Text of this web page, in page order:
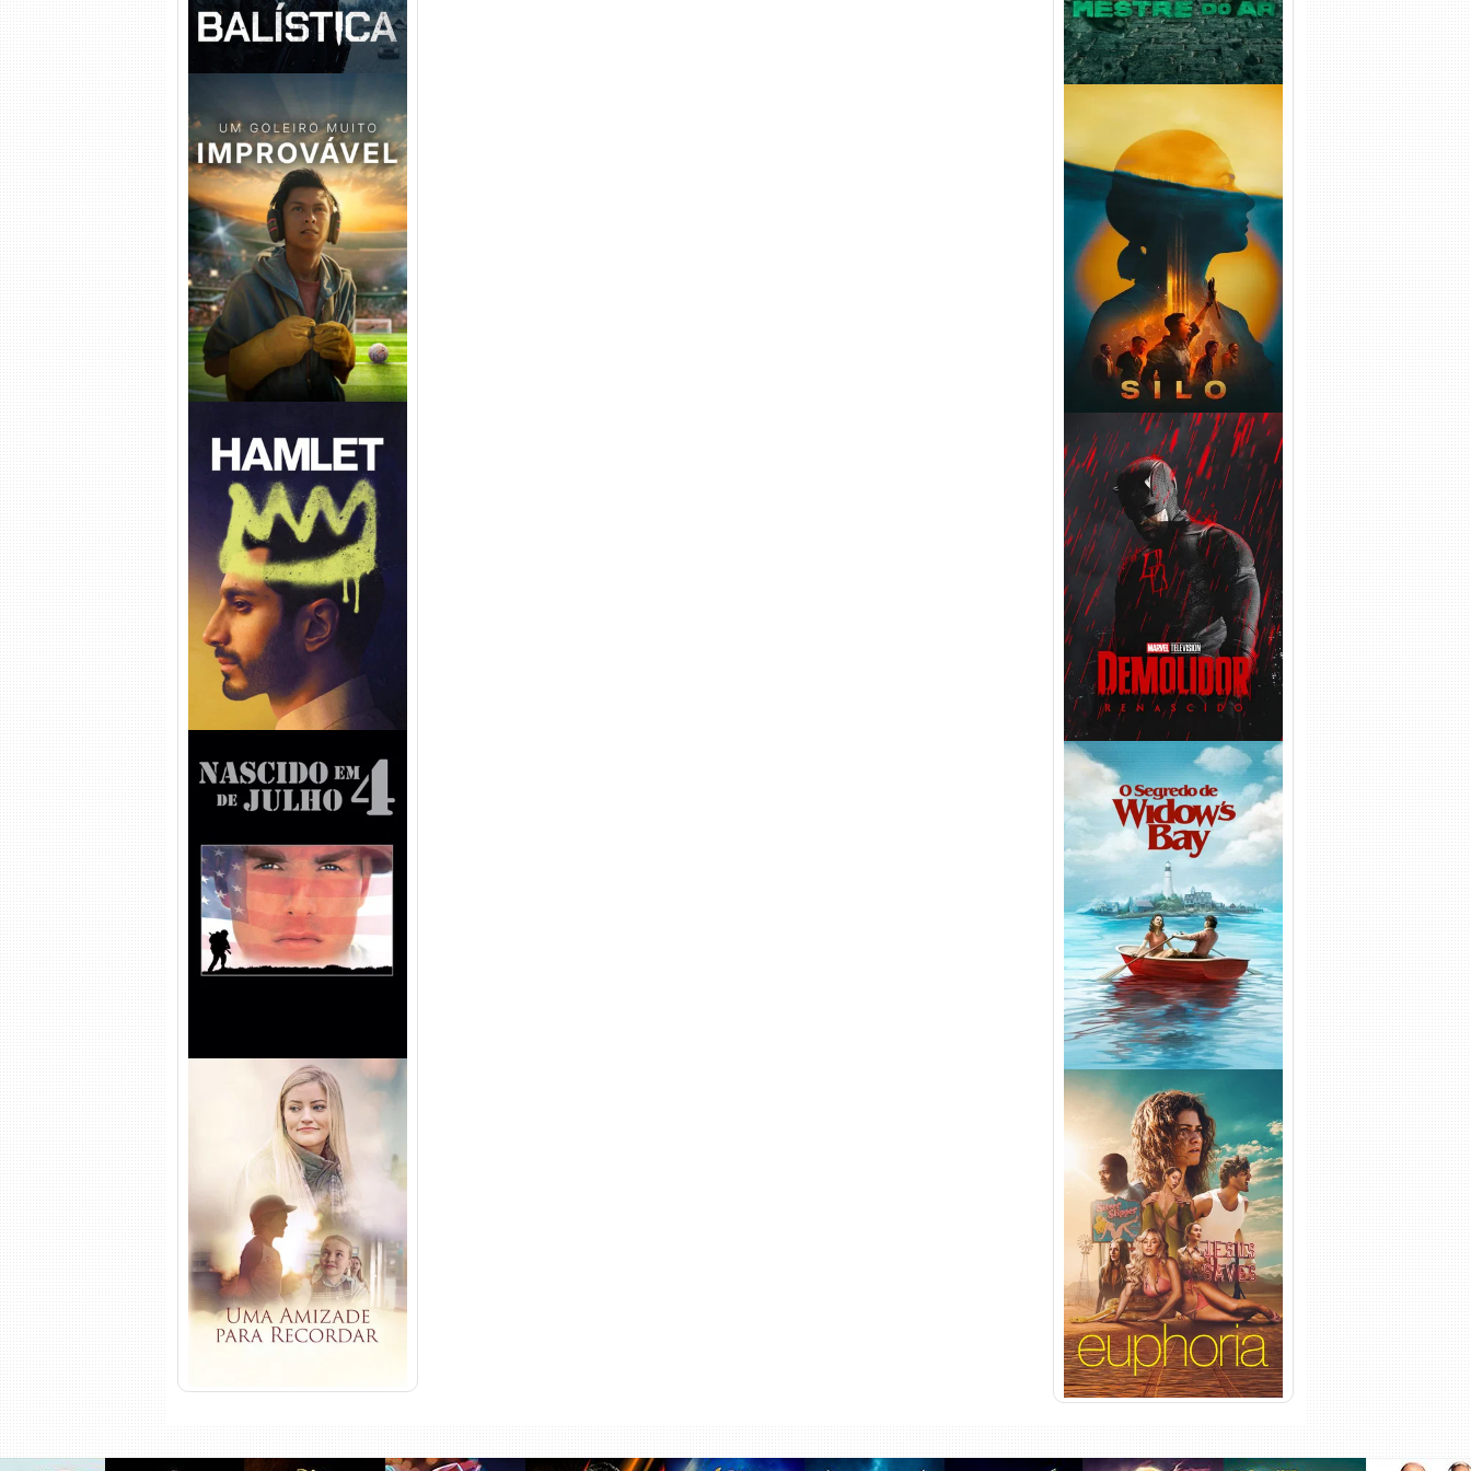
Um Goleiro Muito Improvável
Torrent (2026) WEB-DL 1080p
Dual Áudio
Hamlet Torrent (2026) WEB-
DL 1080p Dual Áudio
Nascido em 4 de Julho
Torrent (1989) WEB-DL 1080p
Dual Áudio
Uma Amizade para Recordar
Torrent (2025) WEB-DL 1080p
Dual Áudio
Silo 2ª Temporada (2024)
WEB-DL 1080p Dual Áudio
Demolidor: Renascido 2ª
Temporada (2026) WEB-DL
1080p Dual Áudio
O Segredo de Widow’s Bay
1ª Temporada Torrent (2026)
WEB-DL 1080p Dual Áudio
Euphoria 3ª Temporada
Torrent (2026) WEB-DL 1080p
Dual Áudio